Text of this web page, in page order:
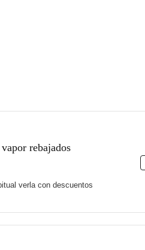
rebajados
verla con descuentos